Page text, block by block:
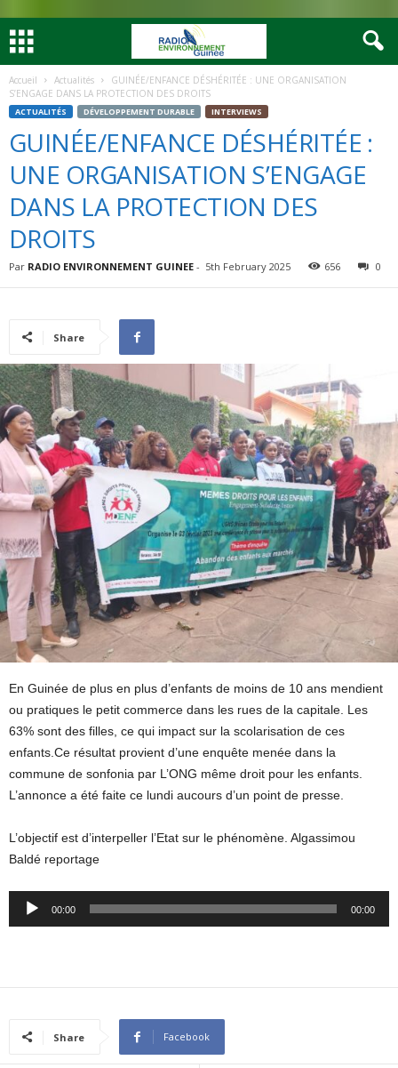
Accueil Actualités
GUINÉE/ENFANCE DÉSHÉRITÉE : UNE ORGANISATION
S’ENGAGE DANS LA PROTECTION DES DROITS
ACTUALITÉS DÉVELOPPEMENT DURABLE INTERVIEWS
GUINÉE/ENFANCE DÉSHÉRITÉE :
UNE ORGANISATION S’ENGAGE
DANS LA PROTECTION DES
DROITS
Par RADIO ENVIRONNEMENT GUINEE - 5th February 2025 656 0
Share
En Guinée de plus en plus d’enfants de moins de 10 ans mendient
ou pratiques le petit commerce dans les rues de la capitale. Les
63% sont des filles, ce qui impact sur la scolarisation de ces
enfants.Ce résultat provient d’une enquête menée dans la
commune de sonfonia par L’ONG même droit pour les enfants.
L’annonce a été faite ce lundi aucours d’un point de presse.
L’objectif est d’interpeller l’Etat sur le phénomène. Algassimou
Baldé reportage
Audio
00:00 00:00
Share Facebook